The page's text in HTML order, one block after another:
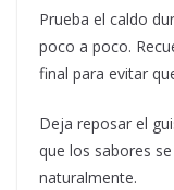
Prueba el caldo
poco a poco.
final para evitar
Deja reposar el
que los sabores
naturalmente.